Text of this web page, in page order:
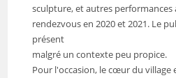
sculpture, et autres
rendezvous en 2020 et 2021. Le
présent
malgré un contexte peu propice.
Pour l'occasion, le cœur du village